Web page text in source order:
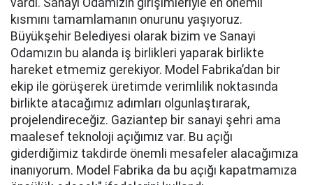
vardı. Sanayi Odamızın girişimleriyle en önemli
kısmını tamamlamanın onurunu yaşıyoruz.
Büyükşehir Belediyesi olarak bizim ve Sanayi
Odamızın bu alanda iş birlikleri yaparak birlikte
hareket etmemiz gerekiyor. Model Fabrika’dan bir
ekip ile görüşerek üretimde verimlilik noktasında
birlikte atacağımız adımları olgunlaştırarak,
projelendireceğiz. Gaziantep bir sanayi şehri ama
maalesef teknoloji açığımız var. Bu açığı
giderdiğimiz takdirde önemli mesafeler alacağımıza
inanıyorum. Model Fabrika da bu açığı kapatmamıza